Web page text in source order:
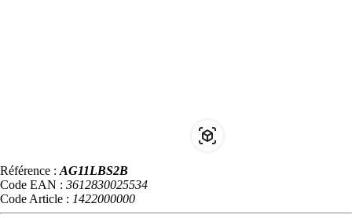
Référence : AG11LBS2B
Code EAN : 3612830025534
Code Article : 1422000000